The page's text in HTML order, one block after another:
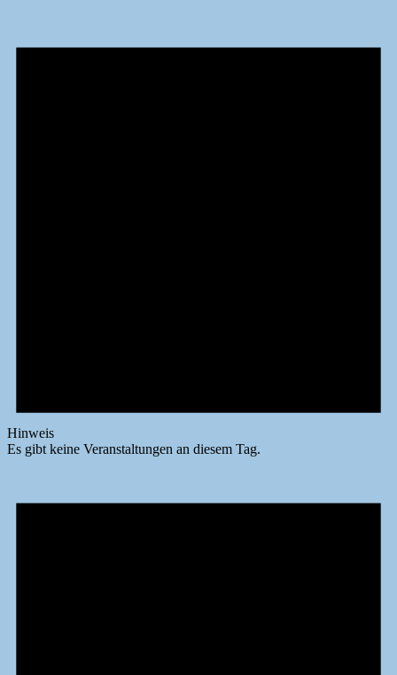
Hinweis
Es gibt keine Veranstaltungen an diesem Tag.